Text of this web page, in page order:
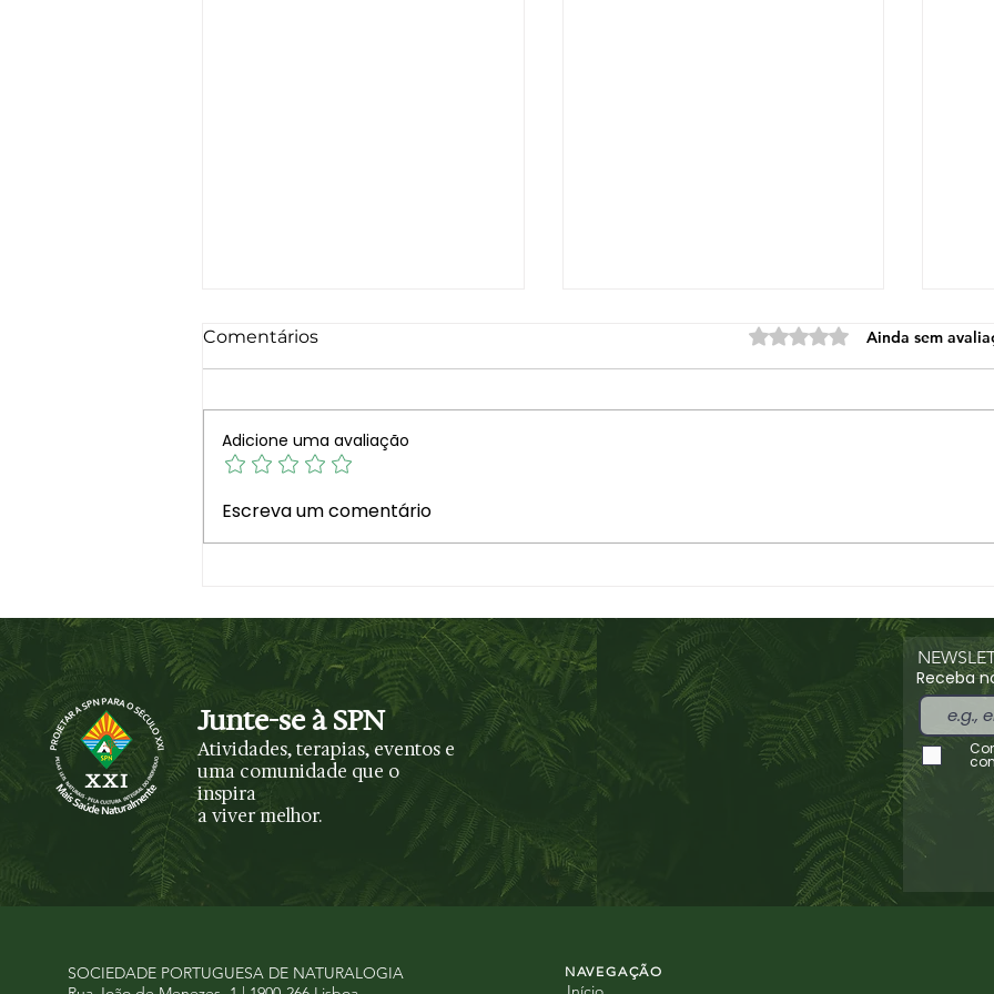
Passeio Pedestre à Lagoa
Comentários Avaliado com 0 de 5
Ainda sem
Adicione uma avaliação
Escreva um comentário
Junte-se à SPN
Atividades, terapias, eventos e
uma comunidade que o
inspira
a viver melhor.
Receba
SOCIEDADE PORTUGUESA DE NATURALOGIA
NAVEGAÇÃO